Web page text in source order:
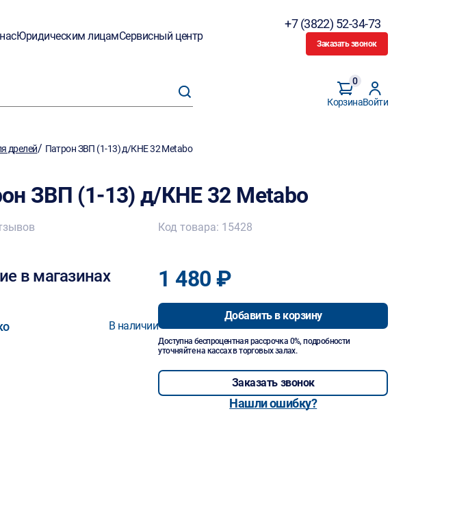
Юридическим лицамСервисный центр
+7 (3822) 52-34-73
Заказать звонок
Корзина
0
Войти
дрелей/ Патрон ЗВП (1-13) д/КНЕ 32 Metabo
ЗВП (1-13) д/КНЕ 32 Metabo
в магазинах
В наличии
Код товара: 15428
1 480 ₽
Добавить в корзину
Доступна беспроцентная рассрочка 0%, подробности
уточняйте на кассах в торговых залах.
Заказать звонок
Нашли ошибку?